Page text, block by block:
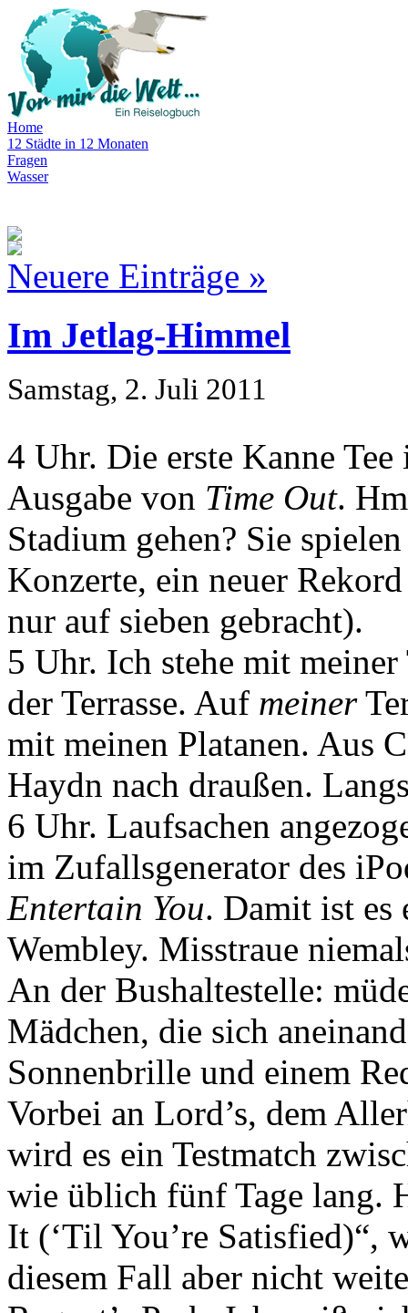
Home
12 Städte in 12 Monaten
Fragen
Wasser
Neuere Einträge »
Im Jetlag-Himmel
Samstag, 2. Juli 2011
4 Uhr. Die erste Kanne
Ausgabe von Time Out.
Stadium gehen? Sie
Konzerte, ein neuer
nur auf sieben gebracht).
5 Uhr. Ich stehe mit
der Terrasse. Auf meiner
mit meinen Platanen. Aus
Haydn nach draußen.
6 Uhr. Laufsachen
im Zufallsgenerator des
Entertain You. Damit ist es
Wembley. Misstraue
An der Bushaltestelle:
Mädchen, die sich
Sonnenbrille und einem
Vorbei an Lord’s, dem
wird es ein Testmatch
wie üblich fünf Tage lang.
It (‘Til You’re Satisfied)“,
diesem Fall aber nicht